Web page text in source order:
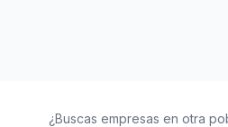
¿Buscas empresas en otra